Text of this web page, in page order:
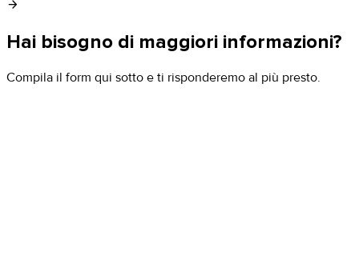
arrow_forward
Hai bisogno di maggiori informazioni?
Compila il form qui sotto e ti risponderemo al più presto.